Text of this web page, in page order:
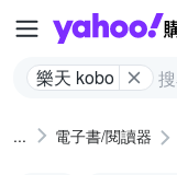
樂天 kobo
電子書/閱讀器